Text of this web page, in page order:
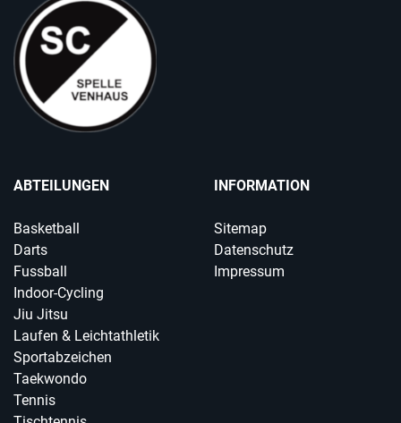
ABTEILUNGEN
Basketball
Darts
Fussball
Indoor-Cycling
Jiu Jitsu
Laufen & Leichtathletik
Sportabzeichen
Taekwondo
Tennis
INFORMATION
Sitemap
Datenschutz
Impressum